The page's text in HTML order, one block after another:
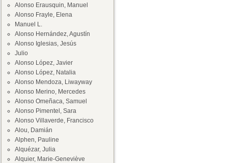
Alonso Erausquin, Manuel
Alonso Frayle, Elena
Manuel L.
Alonso Hernández, Agustín
Alonso Iglesias, Jesús
Julio
Alonso López, Javier
Alonso López, Natalia
Alonso Mendoza, Liwayway
Alonso Merino, Mercedes
Alonso Omeñaca, Samuel
Alonso Pimentel, Sara
Alonso Villaverde, Francisco
Alou, Damián
Alphen, Pauline
Alquézar, Julia
Alquier, Marie-Geneviève